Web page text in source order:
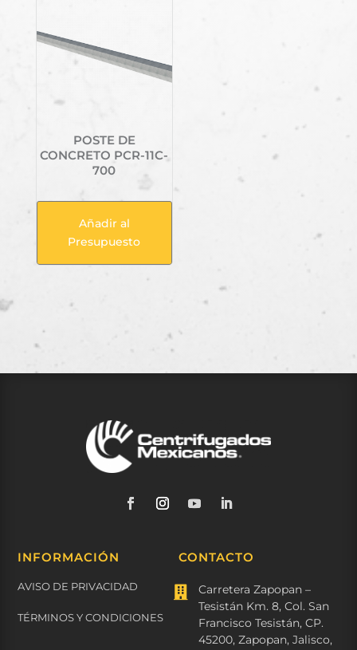
POSTE DE
CONCRETO PCR-11C-
700
Añadir al
Presupuesto
INFORMACIÓN
AVISO DE PRIVACIDAD
TÉRMINOS Y CONDICIONES
CONTACTO

Carretera Zapopan –
Tesistán Km. 8, Col. San
Francisco Tesistán, CP.
45200, Zapopan, Jalisco,